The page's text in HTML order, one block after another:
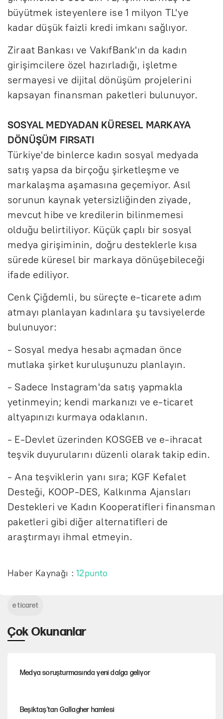
büyütmek isteyenlere ise 1 milyon TL'ye
kadar düşük faizli kredi imkanı sağlıyor.
Ziraat Bankası ve VakıfBank'ın da kadın
girişimcilere özel hazırladığı, işletme
sermayesi ve dijital dönüşüm projelerini
kapsayan finansman paketleri bulunuyor.
SOSYAL MEDYADAN KÜRESEL MARKAYA
DÖNÜŞÜM FIRSATI
Türkiye'de binlerce kadın sosyal medyada
satış yapsa da birçoğu şirketleşme ve
markalaşma aşamasına geçemiyor. Asıl
sorunun kaynak yetersizliğinden ziyade,
mevcut hibe ve kredilerin bilinmemesi
olduğu belirtiliyor. Küçük çaplı bir sosyal
medya girişiminin, doğru desteklerle kısa
sürede küresel bir markaya dönüşebileceği
ifade ediliyor.
Cenk Çiğdemli, bu süreçte e-ticarete adım
atmayı planlayan kadınlara şu tavsiyelerde
bulunuyor:
- Sosyal medya hesabı açmadan önce
mutlaka şirket kuruluşunuzu planlayın.
- Sadece Instagram'da satış yapmakla
yetinmeyin; kendi markanızı ve e-ticaret
altyapınızı kurmaya odaklanın.
- E-Devlet üzerinden KOSGEB ve e-ihracat
teşvik duyurularını düzenli olarak takip edin.
- Ana teşviklerin yanı sıra; KGF Kefalet
Desteği, KOOP-DES, Kalkınma Ajansları
Destekleri ve Kadın Kooperatifleri finansman
paketleri gibi diğer alternatifleri de
araştırmayı ihmal etmeyin.
Haber Kaynağı :12punto
Çok Okunanlar
Medya soruşturmasında yeni dalga geliyor
Beşiktaş’tan Gallagher hamlesi
e ticaret